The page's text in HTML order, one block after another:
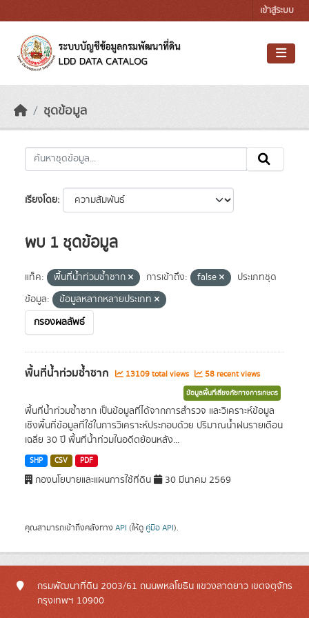
เข้าสู่ระบบ
ชุดข้อมูล
เรียงโดย
พบ 1 ชุดข้อมูล
แท็ค: พื้นที่น้ำท่วมซ้ำซาก การเข้าถึง: false
ประเภทชุด
ข้อมูล:
ข้อมูลหลากหลายประเภท
กรองผลลัพธ์
พื้นที่น้ำท่วมซ้ำซาก 13109 total views 58 recent views
ข้อมูลพื้นที่เสี่ยงภัยทางการเกษตร
พื้นที่น้ำท่วมซ้ำซาก เป็นข้อมูลที่ได้จากการสำรวจ และวิเคราะห์ข้อมูล
เชิงพื้นที่ข้อมูลที่ใช้ในการวิเคราะห์ประกอบด้วย ปริมาณน้ำฝนรายเดือน
เฉลี่ย 30 ปี พื้นที่น้ำท่วมในอดีตย้อนหลัง...
SHP CSV PDF
กองนโยบายและแผนการใช้ที่ดิน 30 มีนาคม 2569
คุณสามารถเข้าถึงคลังทาง API (ให้ดู คู่มือ API).
กรมพัฒนาที่ดิน 2003/61 ถนนพหลโยธิน แขวงลาดยาว เขตจตุจักร
กรุงเทพฯ 10900